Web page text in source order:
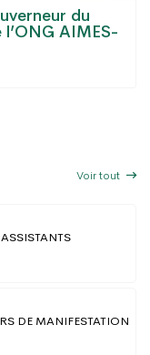
du
AIMES-
Voir tout
DE MANIFESTATION